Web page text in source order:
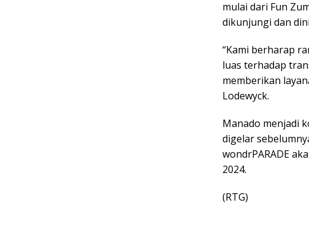
mulai dari Fun
dikunjungi dan
“Kami berharap
luas terhadap
memberikan
Lodewyck.
Manado menjadi
digelar
wondrPARADE
2024.
(RTG)